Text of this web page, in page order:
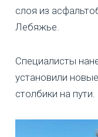
слоя из
Лебяжье.
Специалисты
установили
столбики на пути.